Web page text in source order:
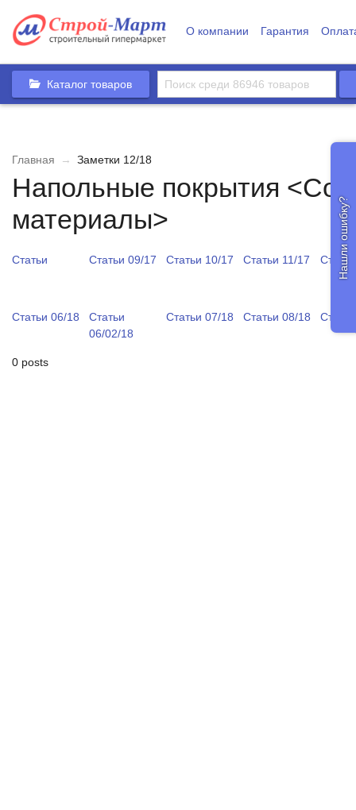
О компании Гарантия
Каталог товаров
Главная → Заметки 12/18
Напольные покрытия
материалы>
Статьи Статьи 09/17 Статьи 10/17 Статьи 11/17
Статьи 06/18
Статьи
06/02/18
Статьи 07/18 Статьи 08/18
0 posts
Нашли ошибку?